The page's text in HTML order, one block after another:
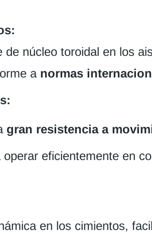
núcleo toroidal en los
a normas
gran resistencia a
eficientemente en
en los cimientos,